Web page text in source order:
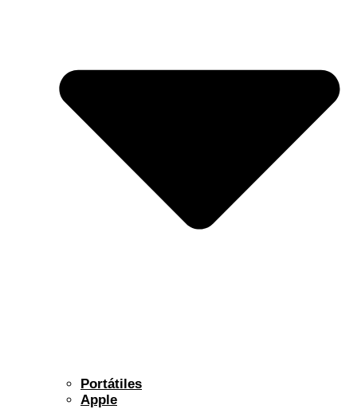
Portátiles
Apple